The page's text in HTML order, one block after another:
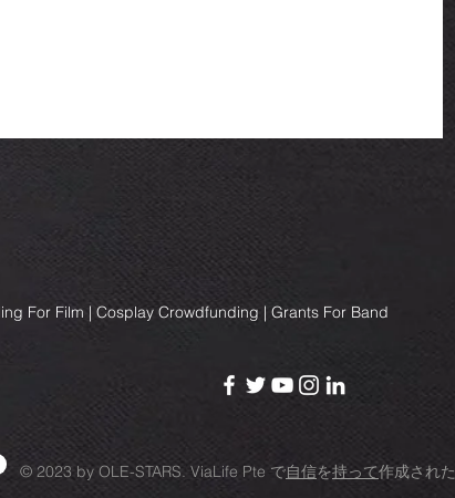
For Film | Cosplay Crowdfunding | Grants For Band
© 2023 by OLE-STARS.ViaLife Pte で自信を持って作成された